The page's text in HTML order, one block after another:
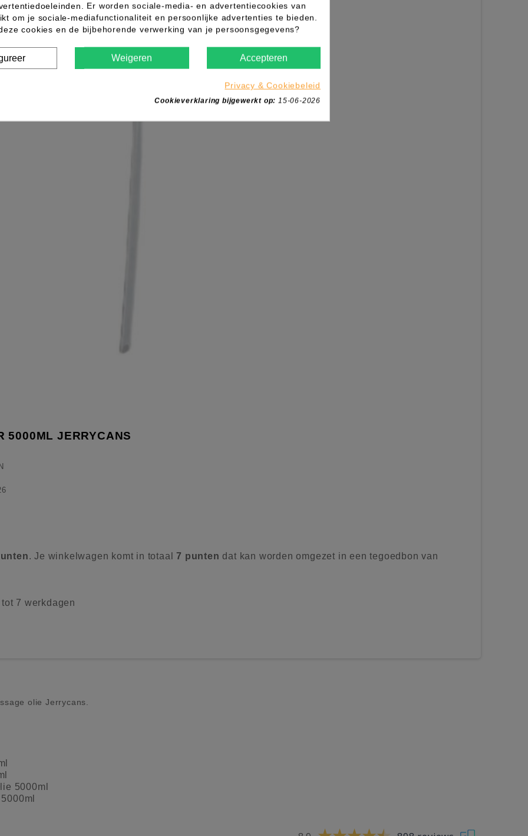
5000ML JERRYCANS
. Je winkelwagen komt in totaal7 punten dat kan worden omgezet in een tegoedbon van
tot 7 werkdagen
olie Jerrycans.
5000ml
Er worden sociale-media- en advertentiecookies van
om je sociale-mediafunctionaliteit en persoonlijke advertenties te bieden.
cookies en de bijbehorende verwerking van je persoonsgegevens?
Weigeren Accepteren
Privacy & Cookiebeleid
Cookieverklaring bijgewerkt op: 15-06-2026